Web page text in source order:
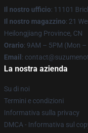
Il nostro ufficio: 11101
Il nostro magazzino: 21
Heilongjiang Province, CN
Orario: 9AM – 5PM (Mon –
Email :
La nostra azienda
Su di noi
Termini e condizioni
Informativa sulla privacy
DMCA - Informativa sul